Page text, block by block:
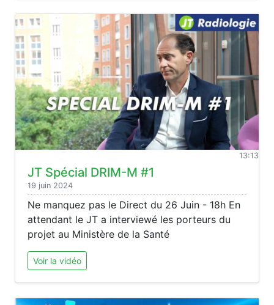
13:13
JT Spécial DRIM-M #1
19 juin 2024
Ne manquez pas le Direct du 26 Juin - 18h En
attendant le JT a interviewé les porteurs du
projet au Ministère de la Santé
Voir la vidéo